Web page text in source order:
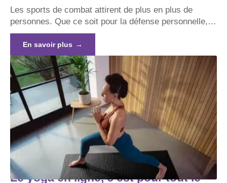
Les sports de combat attirent de plus en plus de
personnes. Que ce soit pour la défense personnelle,…
En savoir plus
Le yoga en ligne, c’est pour tout le